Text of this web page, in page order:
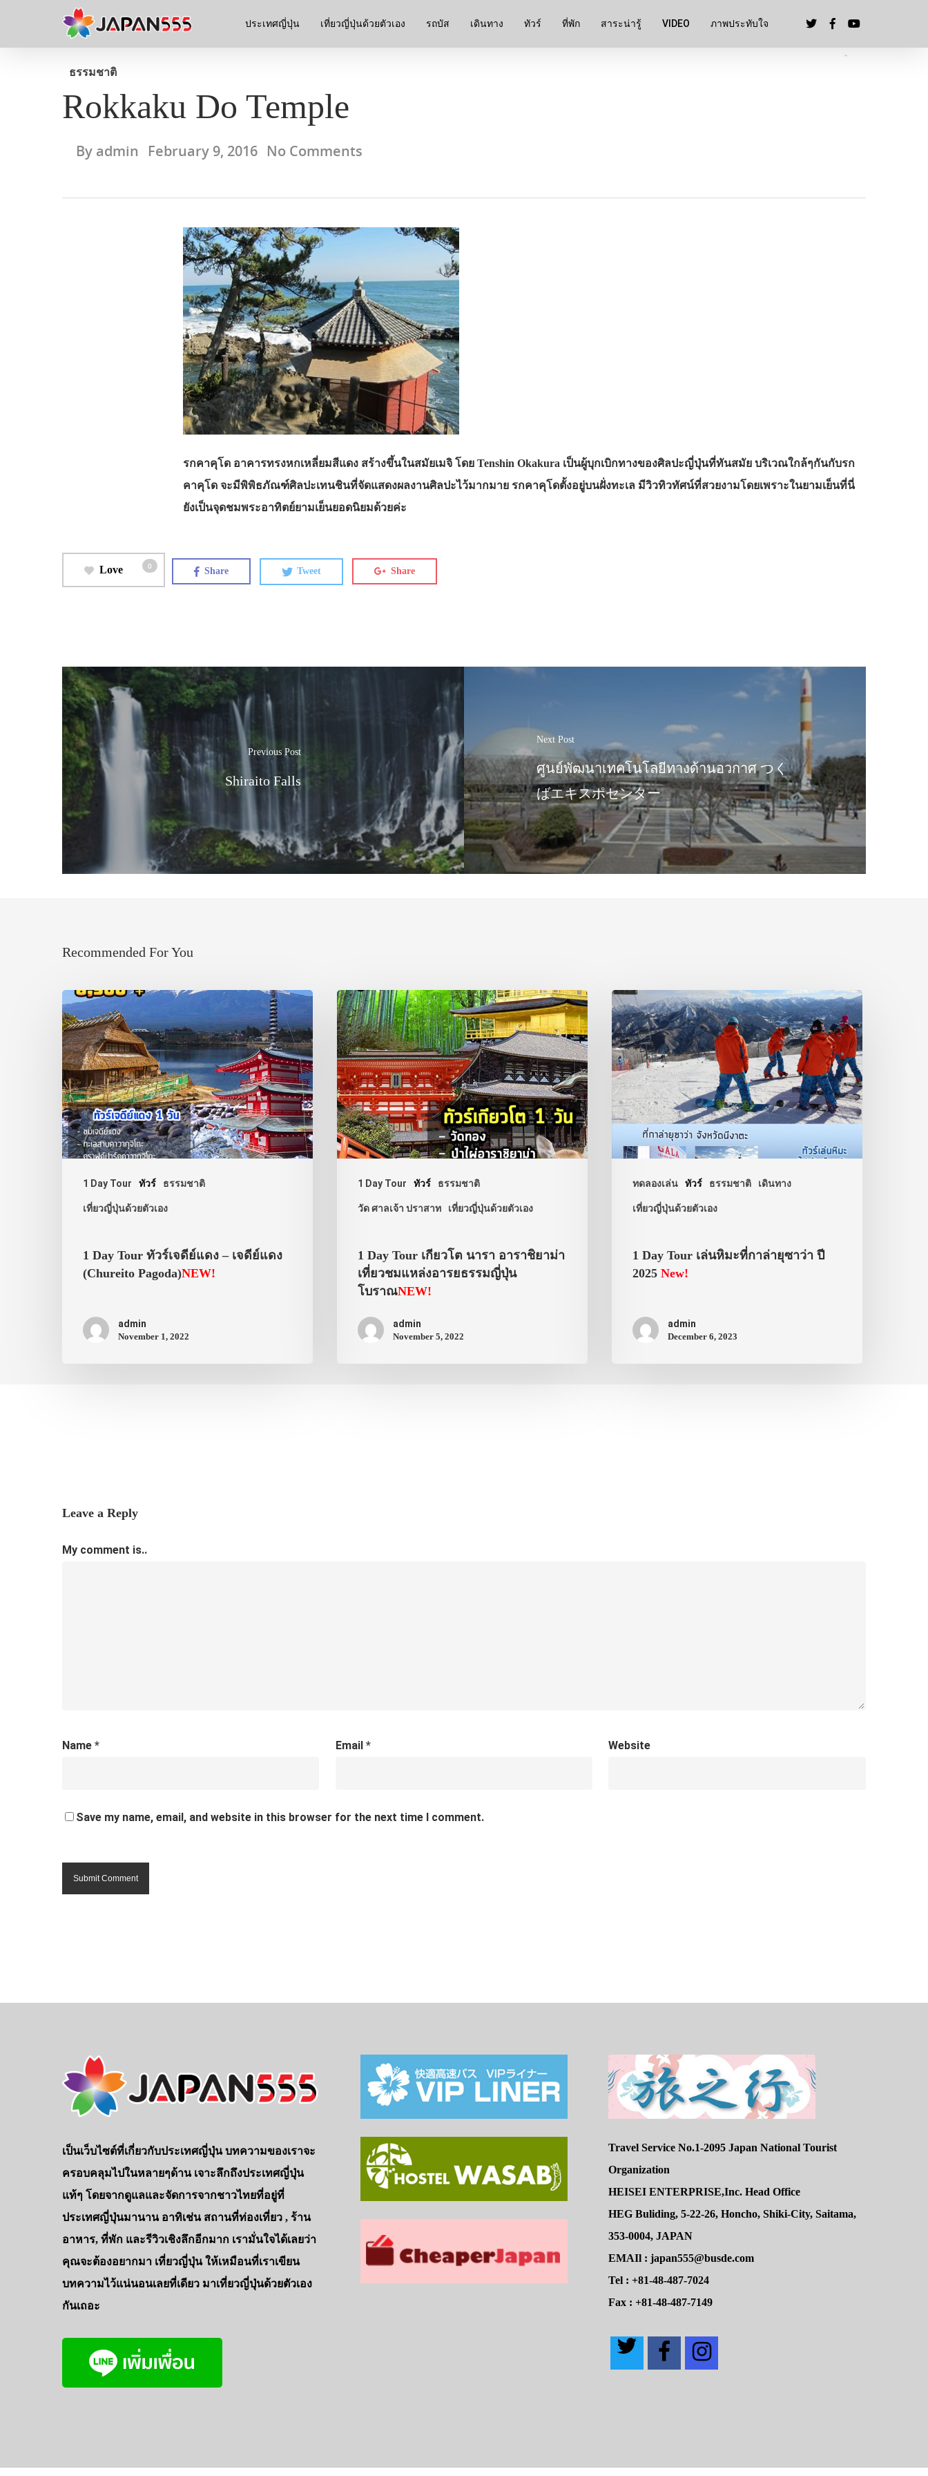
ประเทศญี่ปุ่น เที่ยวญี่ปุ่นด้วยตัวเอง รถบัส เดินทาง ทัวร์ ที่พัก สาระน่ารู้ VIDEO ภาพประทับใจ
ธรรมชาติ
Rokkaku Do Temple
By admin February 9, 2016 No Comments
รกคาคุโด อาคารทรงหกเหลี่ยมสีแดง สร้างขึ้นในสมัยเมจิ โดย Tenshin Okakura เป็นผู้บุกเบิกทางของศิลปะญี่ปุ่นที่ทันสมัย บริเวณใกล้ๆกันกับรก
คาคุโด จะมีพิพิธภัณฑ์ศิลปะเทนชินที่จัดแสดงผลงานศิลปะไว้มากมาย รกคาคุโดตั้งอยู่บนฝั่งทะเล มีวิวทิวทัศน์ที่สวยงามโดยเพราะในยามเย็นที่นี่
ยังเป็นจุดชมพระอาทิตย์ยามเย็นยอดนิยมด้วยค่ะ
Love 0 Share Tweet Share
Previous Post
Shiraito Falls
Next Post
ศูนย์พัฒนาเทคโนโลยีทางด้านอวกาศ つく
ばエキスポセンター
Recommended For You
1 Day Tour ทัวร์ ธรรมชาติ
เที่ยวญี่ปุ่นด้วยตัวเอง
1 Day Tour ทัวร์เจดีย์แดง – เจดีย์แดง
(Chureito Pagoda)NEW!
admin
November 1, 2022
1 Day Tour ทัวร์ ธรรมชาติ
วัด ศาลเจ้า ปราสาท เที่ยวญี่ปุ่นด้วยตัวเอง
1 Day Tour เกียวโต นารา อาราชิยาม่า
เที่ยวชมแหล่งอารยธรรมญี่ปุ่น
โบราณNEW!
admin
November 5, 2022
ทดลองเล่น ทัวร์ ธรรมชาติ เดินทาง
เที่ยวญี่ปุ่นด้วยตัวเอง
1 Day Tour เล่นหิมะที่กาล่ายุซาว่า ปี
2025New!
admin
December 6, 2023
Leave a Reply
My comment is..
Name * Email * Website
Save my name, email, and website in this browser for the next time I comment.
เป็นเว็บไซต์ที่เกี่ยวกับประเทศญี่ปุ่น บทความของเราจะ
ครอบคลุมไปในหลายๆด้าน เจาะลึกถึงประเทศญี่ปุ่น
แท้ๆ โดยจากดูแลและจัดการจากชาวไทยที่อยู่ที่
ประเทศญี่ปุ่นมานาน อาทิเช่น สถานที่ท่องเที่ยว , ร้าน
อาหาร, ที่พัก และรีวิวเชิงลึกอีกมาก เรามั่นใจได้เลยว่า
คุณจะต้องอยากมา เที่ยวญี่ปุ่น ให้เหมือนที่เราเขียน
บทความไว้แน่นอนเลยที่เดียว มาเที่ยวญี่ปุ่นด้วยตัวเอง
กันเถอะ
Travel Service No.1-2095 Japan National Tourist
Organization
HEISEI ENTERPRISE,Inc. Head Office
HEG Buliding, 5-22-26, Honcho, Shiki-City, Saitama,
353-0004, JAPAN
EMAIl : japan555@busde.com
Tel : +81-48-487-7024
Fax : +81-48-487-7149